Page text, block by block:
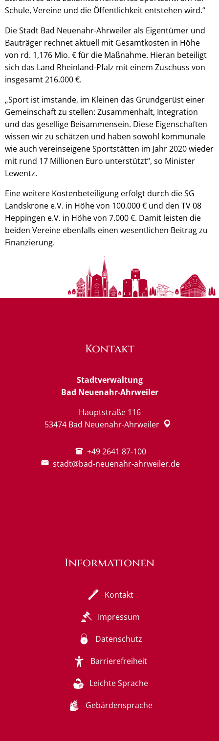
Schule, Vereine und die Öffentlichkeit entstehen wird.“
Die Stadt Bad Neuenahr-Ahrweiler als Eigentümer und
Bauträger rechnet aktuell mit Gesamtkosten in Höhe
von rd. 1,176 Mio. € für die Maßnahme. Hieran beteiligt
sich das Land Rheinland-Pfalz mit einem Zuschuss von
insgesamt 216.000 €.
„Sport ist imstande, im Kleinen das Grundgerüst einer
Gemeinschaft zu stellen: Zusammenhalt, Integration
und das gesellige Beisammensein. Diese Eigenschaften
wissen wir zu schätzen und haben sowohl kommunale
wie auch vereinseigene Sportstätten im Jahr 2020 wieder
mit rund 17 Millionen Euro unterstützt“, so Minister
Lewentz.
Eine weitere Kostenbeteiligung erfolgt durch die SG
Landskrone e.V. in Höhe von 100.000 € und den TV 08
Heppingen e.V. in Höhe von 7.000 €. Damit leisten die
beiden Vereine ebenfalls einen wesentlichen Beitrag zu
Finanzierung.
Kontakt
Stadtverwaltung
Bad Neuenahr-Ahrweiler
Hauptstraße 116
53474 Bad Neuenahr-Ahrweiler
+49 2641 87-100
stadt@bad-neuenahr-ahrweiler.de
Informationen
Kontakt
Impressum
Datenschutz
Barrierefreiheit
Leichte Sprache
Gebärdensprache